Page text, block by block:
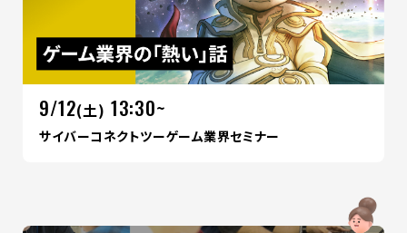
9/12(土) 13:30~
サイバーコネクトツーゲーム業界セミナー